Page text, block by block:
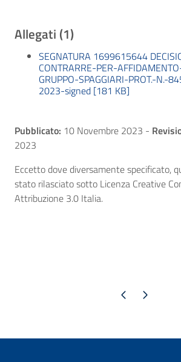
Allegati (1)
SEGNATURA 1699615644
CONTRARRE-PER-
GRUPPO-SPAGGIARI-PROT.-N.-
2023-signed [181 KB]
Pubblicato: 10 Novembre 2023 -
2023
Eccetto dove diversamente specificato,
stato rilasciato sotto Licenza Creative
Attribuzione 3.0 Italia.
Pagina precedente
Pagina successiva